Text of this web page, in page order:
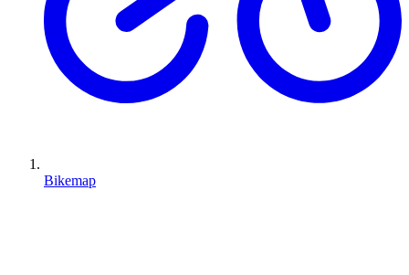
Bikemap